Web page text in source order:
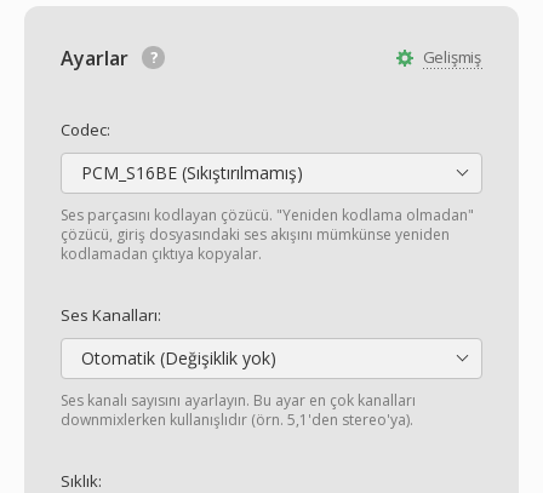
Gelişmiş
Ayarlar
Codec:
PCM_S16BE (Sıkıştırılmamış)
Ses parçasını kodlayan çözücü. "Yeniden kodlama olmadan"
çözücü, giriş dosyasındaki ses akışını mümkünse yeniden
kodlamadan çıktıya kopyalar.
Ses Kanalları:
Otomatik (Değişiklik yok)
Ses kanalı sayısını ayarlayın. Bu ayar en çok kanalları
downmixlerken kullanışlıdır (örn. 5,1'den stereo'ya).
Sıklık: